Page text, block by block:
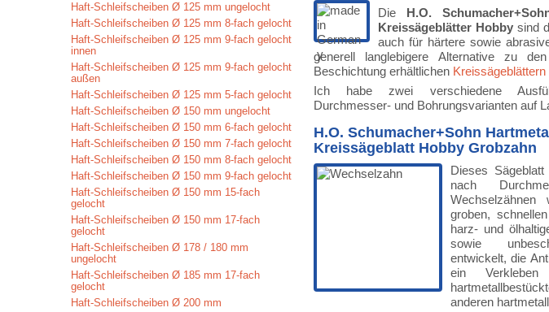
Haft-Schleifscheiben Ø 125 mm ungelocht
Haft-Schleifscheiben Ø 125 mm 8-fach gelocht
Haft-Schleifscheiben Ø 125 mm 9-fach gelocht
innen
Haft-Schleifscheiben Ø 125 mm 9-fach gelocht
außen
Haft-Schleifscheiben Ø 125 mm 5-fach gelocht
Haft-Schleifscheiben Ø 150 mm ungelocht
Haft-Schleifscheiben Ø 150 mm 6-fach gelocht
Haft-Schleifscheiben Ø 150 mm 7-fach gelocht
Haft-Schleifscheiben Ø 150 mm 8-fach gelocht
Haft-Schleifscheiben Ø 150 mm 9-fach gelocht
Haft-Schleifscheiben Ø 150 mm 15-fach
gelocht
Haft-Schleifscheiben Ø 150 mm 17-fach
gelocht
Haft-Schleifscheiben Ø 178 / 180 mm
ungelocht
Haft-Schleifscheiben Ø 185 mm 17-fach
gelocht
Haft-Schleifscheiben Ø 200 mm
Die H.O.
Kreissägeblätter Hobby sind
auch für härtere sowie
generell langlebigere Alternative zu
Beschichtung erhältlichen
Ich habe zwei verschiedene
Durchmesser- und Bohrungsvarianten auf
H.O. Schumacher+Sohn
Kreissägeblatt Hobby Grobzahn
Dieses
nach
groben,
harz- und
sowie
entwickelt, die
ein Verkleben
anderen